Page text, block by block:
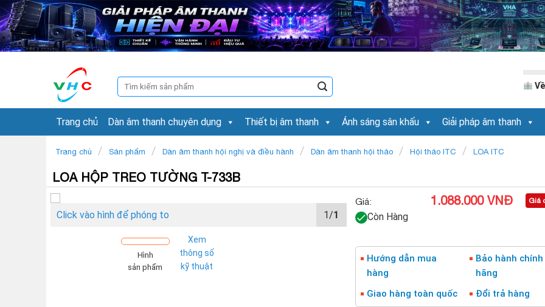
Skip
to
content
Tìm
kiếm:
Trang chủ Dàn âm thanh chuyên dụng Thiết bị âm thanh Ánh sáng sân khấu Giải pháp âm thanh
Trang chủ / Sản phẩm / Dàn âm thanh hội nghị và điều hành / Dàn âm thanh hội thảo / Hội thảo ITC / LOA ITC
LOA HỘP TREO TƯỜNG T-733B
Click vào hình để phóng to 1/1
Hình
sản phẩm
Xem
thông số
kỹ thuật
Giá: 1.088.000 VNĐ Giá
Còn Hàng
Hướng dẫn mua
hàng
Bảo hành chính
hãng
Giao hàng toàn quốc
Đổi trả hàng